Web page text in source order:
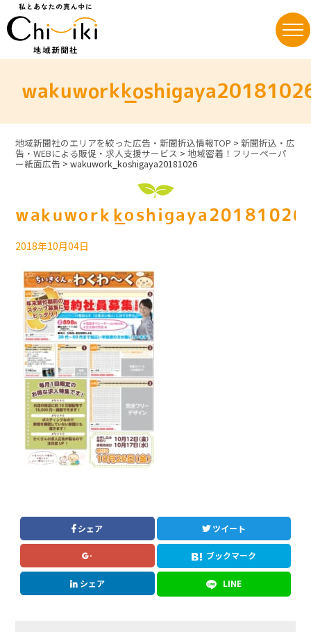
content
地域新聞社のエリアを絞った広告・新聞折込情報TOP >新聞折込・広
告・WEBによる販促・求人支援サービス >地域密着！フリーペーパ
ー紙面広告 >wakuwork_koshigaya20181026
wakuwork_koshigaya20181026
2018年10月04日
シェア ツイート
ブックマーク
シェア LINE